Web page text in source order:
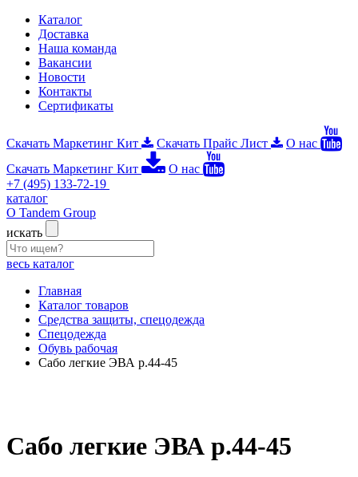
Каталог
Доставка
Наша команда
Вакансии
Новости
Контакты
Сертификаты
Скачать Маркетинг Кит Скачать Прайс Лист
О нас
Скачать Маркетинг Кит
О нас
+7 (495) 133-72-19
каталог
О Tandem Group
искать
весь каталог
Главная
Каталог товаров
Средства защиты, спецодежда
Спецодежда
Обувь рабочая
Сабо легкие ЭВА р.44-45
Сабо легкие ЭВА р.44-45